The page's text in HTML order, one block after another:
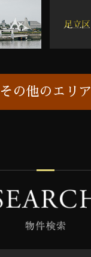
その他のエリア